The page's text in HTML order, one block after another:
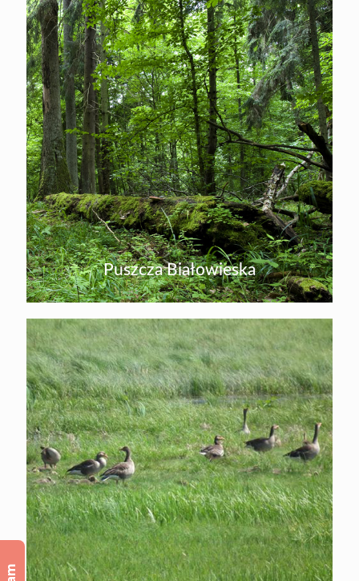
Puszcza Białowieska